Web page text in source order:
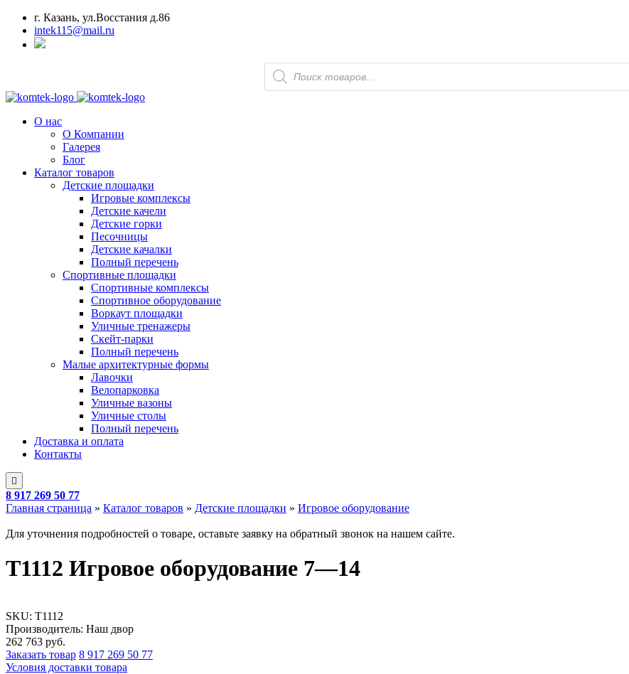
г. Казань, ул.Восстания д.86
intek115@mail.ru
Поиск
товаров
О нас
О Компании
Галерея
Блог
Каталог товаров
Детские площадки
Игровые комплексы
Детские качели
Детские горки
Песочницы
Детские качалки
Полный перечень
Спортивные площадки
Спортивные комплексы
Спортивное оборудование
Воркаут площадки
Уличные тренажеры
Скейт-парки
Полный перечень
Малые архитектурные формы
Лавочки
Велопарковка
Уличные вазоны
Уличные столы
Полный перечень
Доставка и оплата
Контакты
8 917 269 50 77
Главная страница » Каталог товаров » Детские площадки » Игровое оборудование
Для уточнения подробностей о товаре, оставьте заявку на обратный звонок на нашем сайте.
T1112 Игровое оборудование 7—14
SKU: T1112
Производитель: Наш двор
262 763 руб.
Заказать товар 8 917 269 50 77
Условия доставки товара